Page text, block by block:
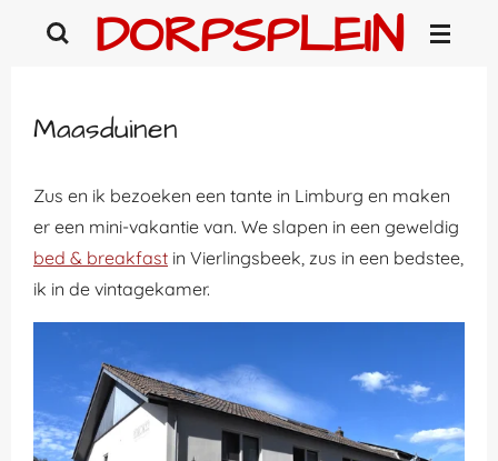
DORPSPLEIN
Maasduinen
Zus en ik bezoeken een tante in Limburg en maken
er een mini-vakantie van. We slapen in een geweldig
bed & breakfast in Vierlingsbeek, zus in een bedstee,
ik in de vintagekamer.